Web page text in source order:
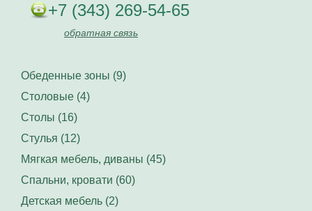
+7 (343) 269-54-65
обратная связь
Обеденные зоны (9)
Столовые (4)
Столы (16)
Стулья (12)
Мягкая мебель, диваны (45)
Спальни, кровати (60)
Детская мебель (2)